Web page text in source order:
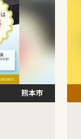
熊本市